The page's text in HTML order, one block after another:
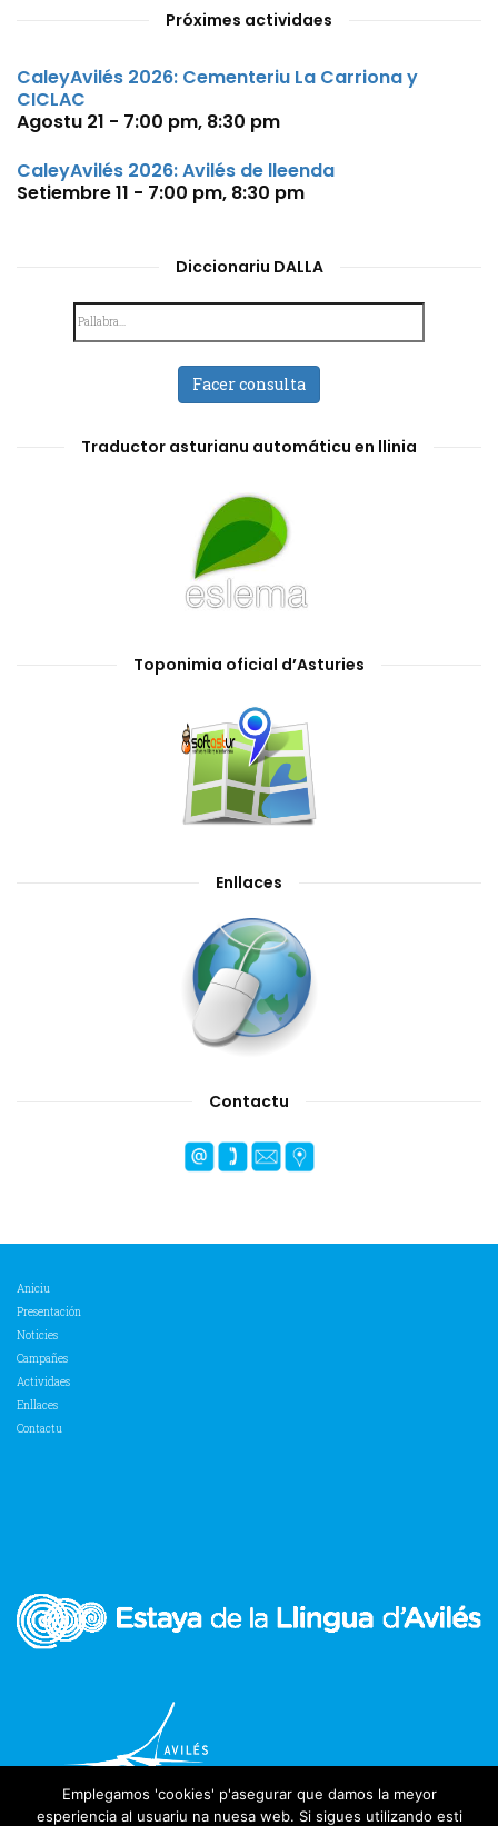
Próximes actividaes
CaleyAvilés 2026: Cementeriu La Carriona y
CICLAC
Agostu 21 - 7:00 pm, 8:30 pm
CaleyAvilés 2026: Avilés de lleenda
Setiembre 11 - 7:00 pm, 8:30 pm
Diccionariu DALLA
Facer consulta
Traductor asturianu automáticu en llinia
Toponimia oficial d’Asturies
Enllaces
Contactu
Aniciu
Presentación
Noticies
Campañes
Actividaes
Enllaces
Contactu
Emplegamos 'cookies' p'asegurar que damos la meyor
esperiencia al usuariu na nuesa web. Si sigues utilizando esti